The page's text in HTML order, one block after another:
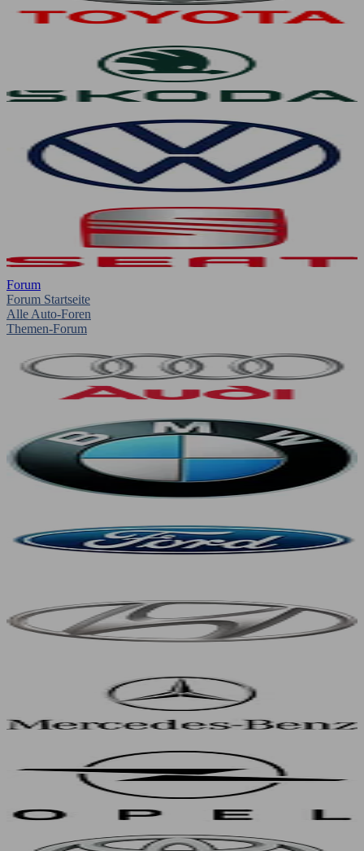
Forum
Forum Startseite
Alle Auto-Foren
Themen-Forum